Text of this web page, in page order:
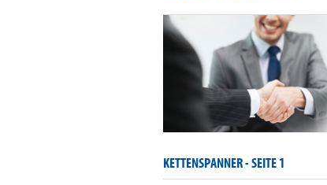
KETTENSPANNER -SEITE 1